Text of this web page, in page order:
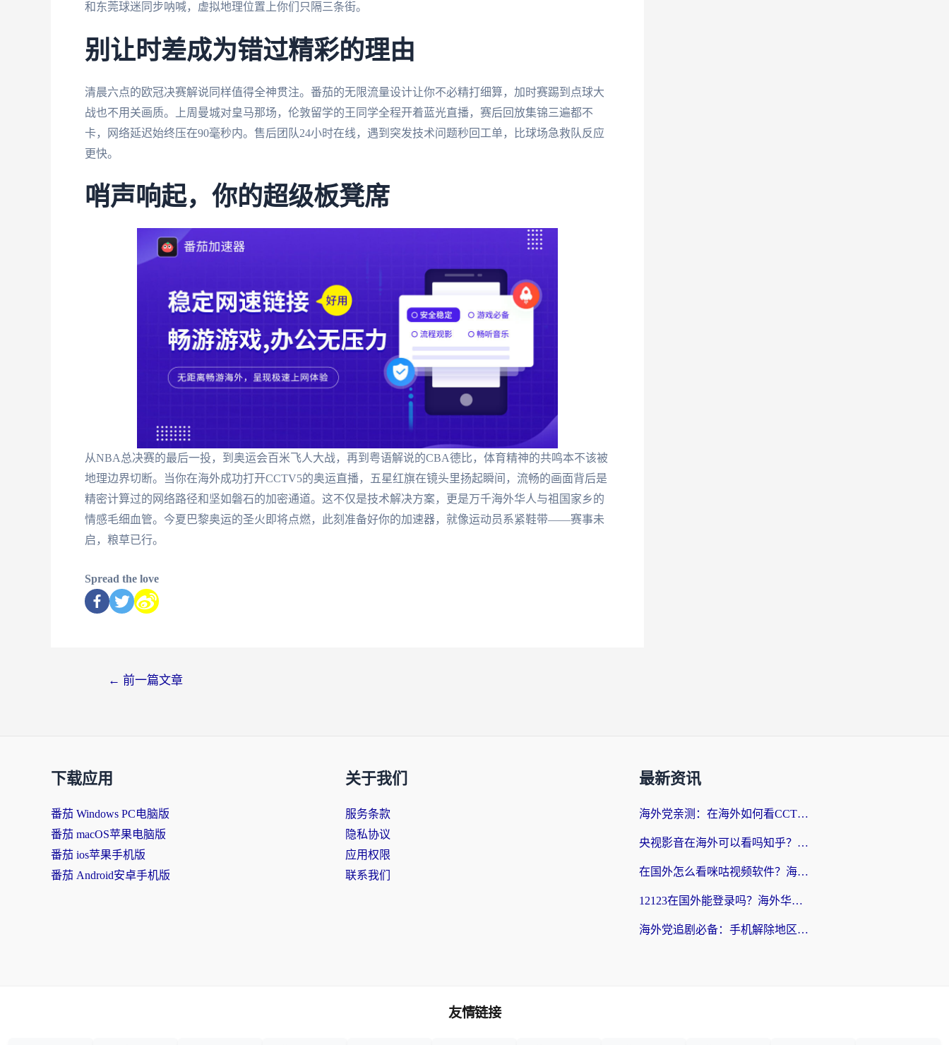
和东莞球迷同步呐喊，虚拟地理位置上你们只隔三条街。
别让时差成为错过精彩的理由
清晨六点的欧冠决赛解说同样值得全神贯注。番茄的无限流量设计让你不必精打细算，加时赛踢到点球大
战也不用关画质。上周曼城对皇马那场，伦敦留学的王同学全程开着蓝光直播，赛后回放集锦三遍都不
卡，网络延迟始终压在90毫秒内。售后团队24小时在线，遇到突发技术问题秒回工单，比球场急救队反应
更快。
哨声响起，你的超级板凳席
从NBA总决赛的最后一投，到奥运会百米飞人大战，再到粤语解说的CBA德比，体育精神的共鸣本不该被
地理边界切断。当你在海外成功打开CCTV5的奥运直播，五星红旗在镜头里扬起瞬间，流畅的画面背后是
精密计算过的网络路径和坚如磐石的加密通道。这不仅是技术解决方案，更是万千海外华人与祖国家乡的
情感毛细血管。今夏巴黎奥运的圣火即将点燃，此刻准备好你的加速器，就像运动员系紧鞋带——赛事未
启，粮草已行。
Spread the love
← 前一篇文章
下载应用
番茄 Windows PC电脑版
番茄 macOS苹果电脑版
番茄 ios苹果手机版
番茄 Android安卓手机版
关于我们
服务条款
隐私协议
应用权限
联系我们
最新资讯
海外党亲测：在海外如何看CCTV？告别“仅限大陆播放”的实用指南
央视影音在海外可以看吗知乎？留学生亲测：3步解决地域限制+追剧自由
在国外怎么看咪咕视频软件？海外党亲测有效的回国加速方案
12123在国外能登录吗？海外华人必看的回国加速实用指南
海外党追剧必备：手机解除地区限制app怎么选？解决央视视频&国内剧地区限制全指南
友情链接